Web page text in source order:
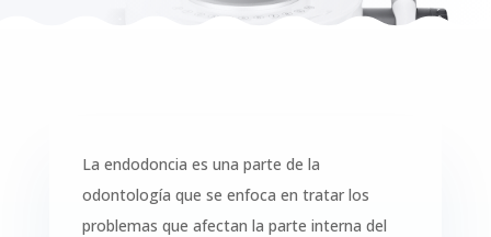
La endodoncia es una parte de la
odontología que se enfoca en tratar los
problemas que afectan la parte interna del